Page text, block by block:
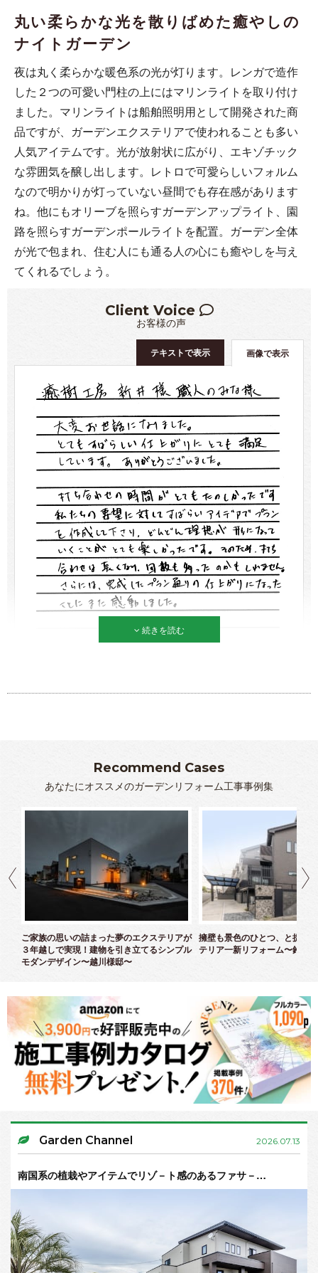
丸い柔らかな光を散りばめた癒やしの
ナイトガーデン
夜は丸く柔らかな暖色系の光が灯ります。レンガで造作
した２つの可愛い門柱の上にはマリンライトを取り付け
ました。マリンライトは船舶照明用として開発された商
品ですが、ガーデンエクステリアで使われることも多い
人気アイテムです。光が放射状に広がり、エキゾチック
な雰囲気を醸し出します。レトロで可愛らしいフォルム
なので明かりが灯っていない昼間でも存在感があります
ね。他にもオリーブを照らすガーデンアップライト、園
路を照らすガーデンポールライトを配置。ガーデン全体
が光で包まれ、住む人にも通る人の心にも癒やしを与え
てくれるでしょう。
Client Voice
お客様の声
画像で表示
テキストで表示
続きを読む
Recommend Cases
あなたにオススメのガーデンリフォーム工事事例集
ご家族の思いの詰まった夢のエクステリアが
３年越しで実現！建物を引き立てるシンプル
モダンデザイン〜越川様邸〜
擁壁も景色のひとつ、と捉え
テリア一新リフォーム〜鈴木
Garden Channel 2026.07.13
南国系の植栽やアイテムでリゾ－ト感のあるファサ－…